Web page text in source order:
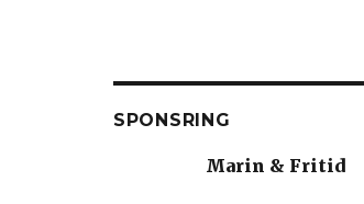
SPONSRING
Marin & Fritid